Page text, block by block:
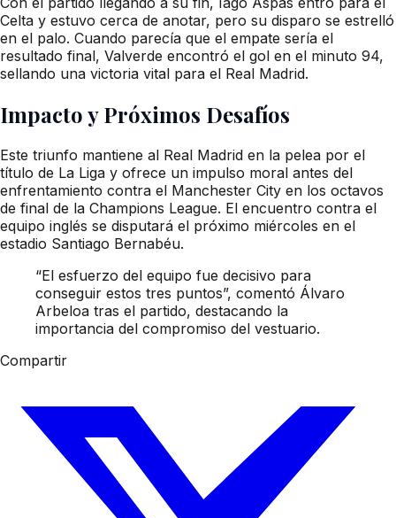
Celta y estuvo cerca de anotar, pero su disparo se estrelló
en el palo. Cuando parecía que el empate sería el
resultado final, Valverde encontró el gol en el minuto 94,
sellando una victoria vital para el Real Madrid.
Impacto y Próximos Desafíos
Este triunfo mantiene al Real Madrid en la pelea por el
título de La Liga y ofrece un impulso moral antes del
enfrentamiento contra el Manchester City en los octavos
de final de la Champions League. El encuentro contra el
equipo inglés se disputará el próximo miércoles en el
estadio Santiago Bernabéu.
“El esfuerzo del equipo fue decisivo para
conseguir estos tres puntos”, comentó Álvaro
Arbeloa tras el partido, destacando la
importancia del compromiso del vestuario.
Compartir